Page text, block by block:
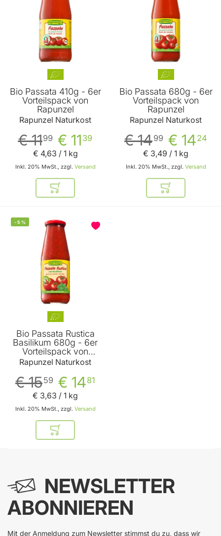
Bio Passata 410g - 6er
Vorteilspack von
Rapunzel
Rapunzel Naturkost
€ 11 39
€ 1199
Inkl. 20% MwSt., zzgl. Versand
€ 4,63 / 1 kg
In den Warenkorb
Bio Passata 680g - 6er
Vorteilspack von
Rapunzel
Rapunzel Naturkost
€ 1424
€ 1499
Inkl. 20% MwSt., zzgl. Versand
€ 3,49 / 1 kg
In den
-5 %
Bio Passata Rustica
Basilikum 680g - 6er
Vorteilspack von
Rapunzel
Rapunzel Naturkost
€ 1481
€ 1559
Inkl. 20% MwSt., zzgl. Versand
€ 3,63 / 1 kg
In den Warenkorb
NEWSLETTER
ABONNIEREN
Mit der Anmeldung zum Newsletter stimmst du zu, dass wir